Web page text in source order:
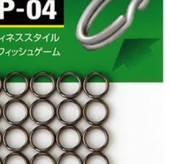
」時，將依據個別帳號之用戶狀況，依本公司即
；若仍有額度不足之情形，本公司將視審查結果
或使用他人資訊註冊。若發現惡意使用之情形，
權停止該用戶之使用額度並採取法律行動。